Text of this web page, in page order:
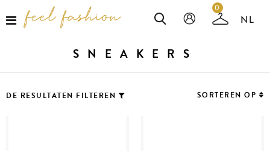
0
SNEAKERS
DE RESULTATEN FILTEREN SORTEREN OP